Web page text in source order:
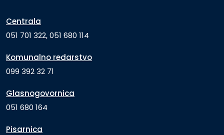
Centrala
051 701 322, 051 680 114
Komunalno redarstvo
099 392 32 71
Glasnogovornica
051 680 164
Pisarnica